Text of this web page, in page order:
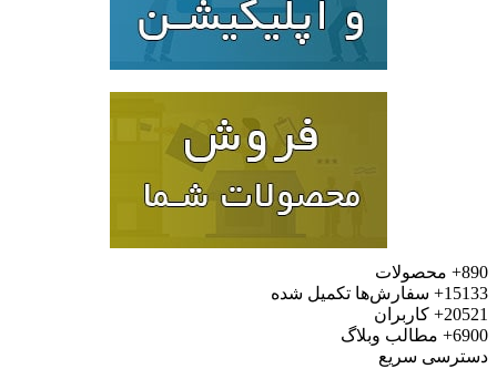
محصولات
سفارش‌ها تکمیل شده
کاربران
مطالب وبلاگ
سریع